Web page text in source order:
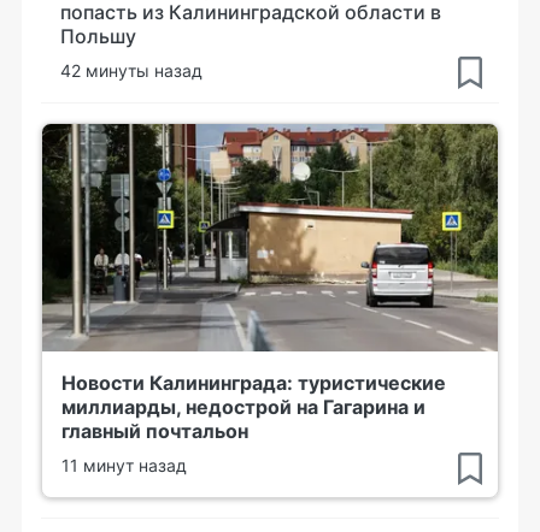
попасть из Калининградской области в
Польшу
42 минуты назад
Новости Калининграда: туристические
миллиарды, недострой на Гагарина и
главный почтальон
11 минут назад